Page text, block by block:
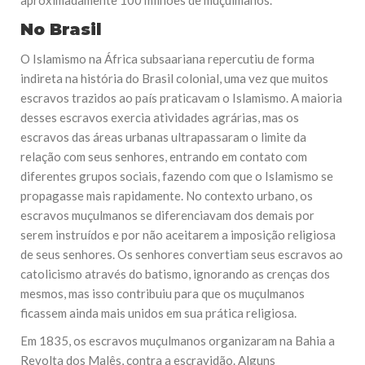
No Brasil
O Islamismo na África subsaariana repercutiu de forma
indireta na história do Brasil colonial, uma vez que muitos
escravos trazidos ao país praticavam o Islamismo. A maioria
desses escravos exercia atividades agrárias, mas os
escravos das áreas urbanas ultrapassaram o limite da
relação com seus senhores, entrando em contato com
diferentes grupos sociais, fazendo com que o Islamismo se
propagasse mais rapidamente. No contexto urbano, os
escravos muçulmanos se diferenciavam dos demais por
serem instruídos e por não aceitarem a imposição religiosa
de seus senhores. Os senhores convertiam seus escravos ao
catolicismo através do batismo, ignorando as crenças dos
mesmos, mas isso contribuiu para que os muçulmanos
ficassem ainda mais unidos em sua prática religiosa.
Em 1835, os escravos muçulmanos organizaram na Bahia a
Revolta dos Malês, contra a escravidão. Alguns